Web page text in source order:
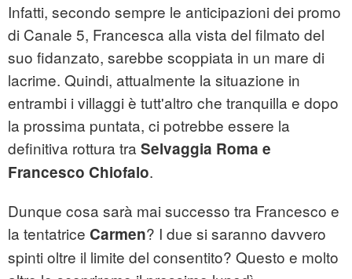
Infatti, secondo sempre le anticipazioni dei promo
di Canale 5, Francesca alla vista del filmato del
suo fidanzato, sarebbe scoppiata in un mare di
lacrime. Quindi, attualmente la situazione in
entrambi i villaggi è tutt'altro che tranquilla e dopo
la prossima puntata, ci potrebbe essere la
definitiva rottura tra Selvaggia Roma e
Francesco Chiofalo.
Dunque cosa sarà mai successo tra Francesco e
la tentatrice Carmen? I due si saranno davvero
spinti oltre il limite del consentito? Questo e molto